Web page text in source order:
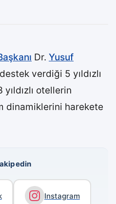
Dr. Yusuf
verdiği 5 yıldızlı
otellerin
dinamiklerini harekete
edin
Instagram